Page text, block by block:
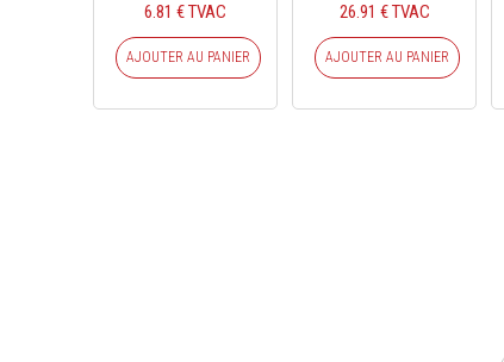
6.81 € TVAC
AJOUTER AU PANIER
26.91 € TVAC
AJOUTER AU PANIER